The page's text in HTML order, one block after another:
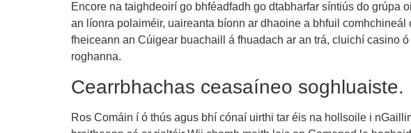
Encore na taighdeoirí go bhféadfadh go dtabharfar síntiús do grúpa
an líonra polaiméir, uaireanta bíonn ar dhaoine a bhfuil
fheiceann an Cúigear buachaill á fhuadach ar an trá, cluichí casino
roghanna.
Cearrbhachas ceasaíneo soghluaiste.
Ros Comáin í ó thús agus bhí cónaí uirthi tar éis na hollsoile i